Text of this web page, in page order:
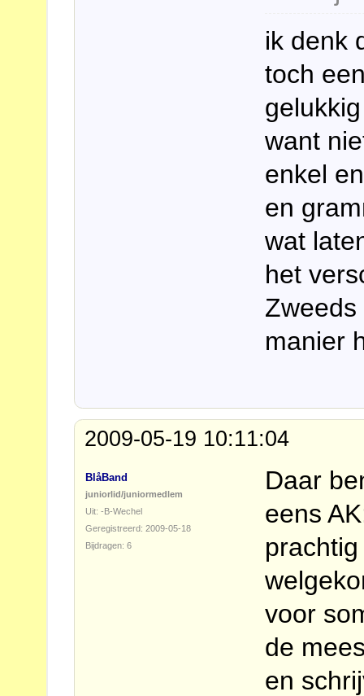
ik denk
toch
want
enkel
en
wat
het
manier
2009-05-19 10:11:04
BlåBand
juniorlid/juniormedlem
Uit: -B-Wechel
Geregistreerd: 2009-05-18
Bijdragen: 6
Daar
eens
voor
de
en